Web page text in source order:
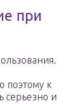
при
поэтому к
серьезно и